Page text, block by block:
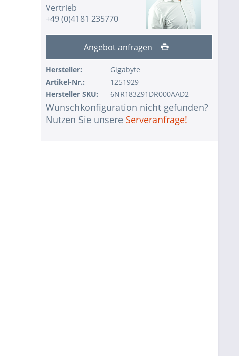
Vertrieb
+49 (0)4181 235770
Angebot anfragen
Hersteller:
Gigabyte
Artikel-Nr.:
1251929
Hersteller SKU:
6NR183Z91DR000AAD2
Wunschkonfiguration nicht gefunden?
Nutzen Sie unsere Serveranfrage!